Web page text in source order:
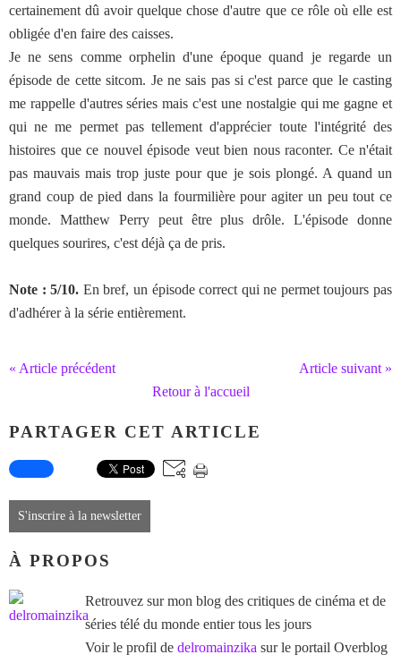
certainement dû avoir quelque chose d'autre que ce rôle où elle est
obligée d'en faire des caisses.
Je ne sens comme orphelin d'une époque quand je regarde un
épisode de cette sitcom. Je ne sais pas si c'est parce que le casting
me rappelle d'autres séries mais c'est une nostalgie qui me gagne et
qui ne me permet pas tellement d'apprécier toute l'intégrité des
histoires que ce nouvel épisode veut bien nous raconter. Ce n'était
pas mauvais mais trop juste pour que je sois plongé. A quand un
grand coup de pied dans la fourmilière pour agiter un peu tout ce
monde. Matthew Perry peut être plus drôle. L'épisode donne
quelques sourires, c'est déjà ça de pris.
Note : 5/10. En bref, un épisode correct qui ne permet toujours pas
d'adhérer à la série entièrement.
« Article précédent
Article suivant »
Retour à l'accueil
PARTAGER CET ARTICLE
S'inscrire à la newsletter
À PROPOS
Retrouvez sur mon blog des critiques de cinéma et de
séries télé du monde entier tous les jours
Voir le profil de delromainzika sur le portail Overblog